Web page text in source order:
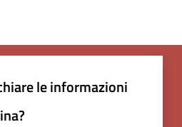
le informazioni